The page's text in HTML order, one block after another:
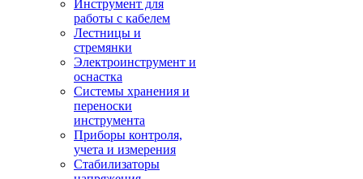
Инструмент для
работы с кабелем
Лестницы и
стремянки
Электроинструмент и
оснастка
Системы хранения и
переноски
инструмента
Приборы контроля,
учета и измерения
Стабилизаторы